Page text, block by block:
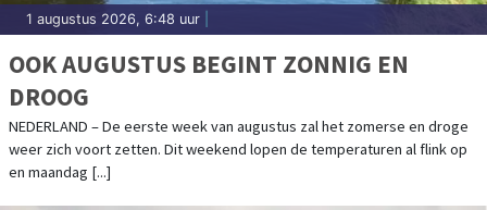
1 augustus 2026, 6:48 uur
OOK AUGUSTUS BEGINT ZONNIG EN
DROOG
NEDERLAND – De eerste week van augustus zal het zomerse en droge
weer zich voort zetten. Dit weekend lopen de temperaturen al flink op
en maandag [...]